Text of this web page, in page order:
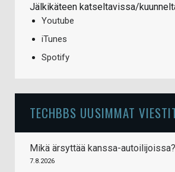
Jälkikäteen katseltavissa/
Youtube
iTunes
Spotify
TECHBBS UUSIMMAT
Mikä ärsyttää kanssa-autoilijoissa?
7.8.2026